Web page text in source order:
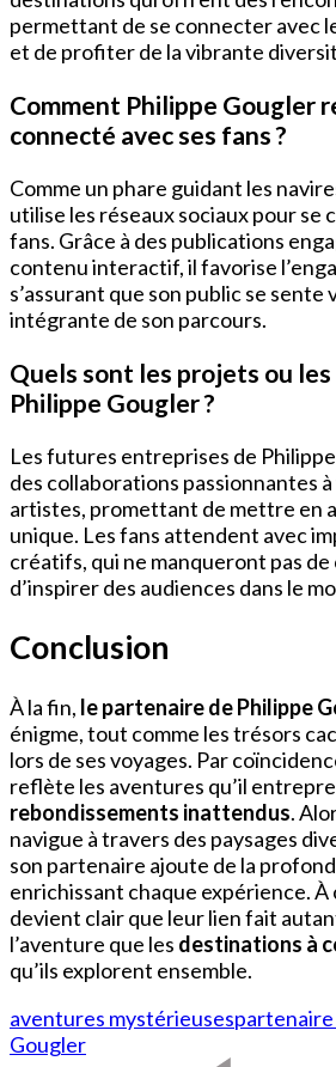
permettant de se connecter avec
et de profiter de la vibrante
Comment Philippe Gougler
connecté avec ses fans ?
Comme un phare guidant les
utilise les réseaux sociaux pour se
fans. Grâce à des publications
contenu interactif, il favorise
s’assurant que son public se
intégrante de son parcours.
Quels sont les projets ou
Philippe Gougler ?
Les futures entreprises de
des collaborations passionnantes
artistes, promettant de mettre en
unique. Les fans attendent avec
créatifs, qui ne manqueront pas
d’inspirer des audiences dans le
Conclusion
À la fin, le partenaire de Philippe
énigme, tout comme les trésors
lors de ses voyages. Par
reflète les aventures qu’il
rebondissements inattendus.
navigue à travers des paysages
son partenaire ajoute de la
enrichissant chaque expérience. À
devient clair que leur lien fait
l’aventure que les destinations à
qu’ils explorent ensemble.
aventures mystérieuses
Gougler